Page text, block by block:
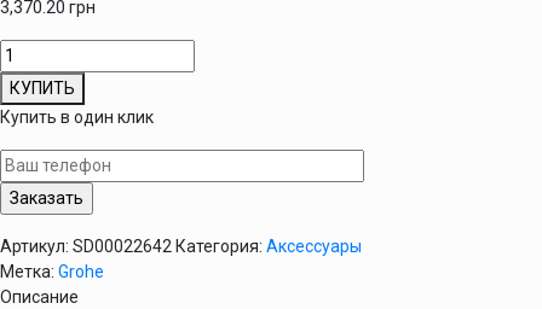
3,370.20 грн
Количество
товара
Держатель
для
туалетной
бумаги
Grohe
Cube
40507001
КУПИТЬ
Купить в один клик
Артикул: SD00022642 Категория: Аксессуары
Метка: Grohe
Описание